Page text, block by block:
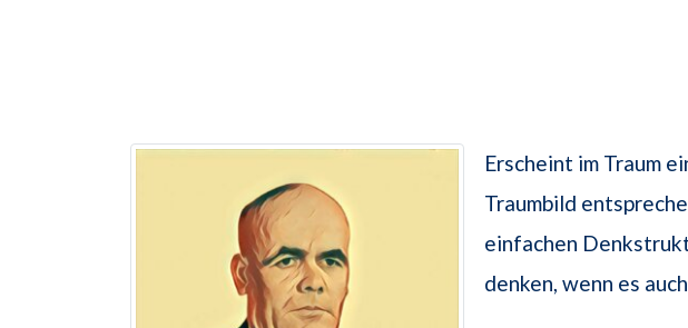
Erscheint im Traum
Traumbild
einfachen
denken, wenn es